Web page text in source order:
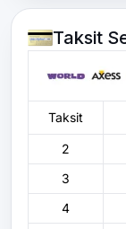
Taksit
Taksit
2
3
4